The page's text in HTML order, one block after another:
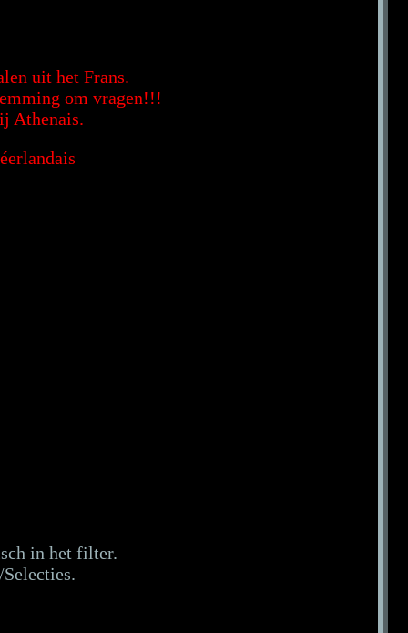
uit het Frans.
om vragen!!!
Athenais.
in het filter.